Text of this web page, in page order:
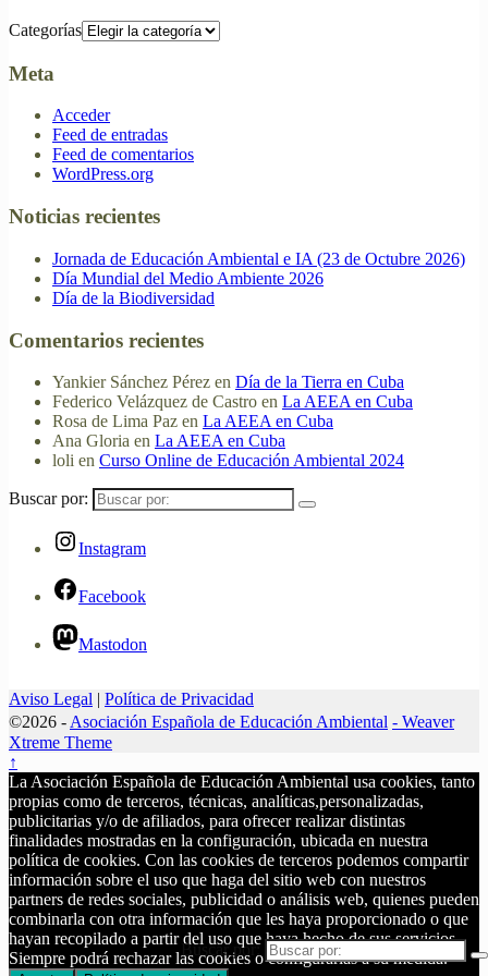
Buscar por:
Categorías
Meta
Acceder
Feed de entradas
Feed de comentarios
WordPress.org
Noticias recientes
Jornada de Educación Ambiental e IA (23 de Octubre 2026)
Día Mundial del Medio Ambiente 2026
Día de la Biodiversidad
Comentarios recientes
Yankier Sánchez Pérez en Día de la Tierra en Cuba
Federico Velázquez de Castro en La AEEA en Cuba
Rosa de Lima Paz en La AEEA en Cuba
Ana Gloria en La AEEA en Cuba
loli en Curso Online de Educación Ambiental 2024
Buscar por:
Instagram
Facebook
Mastodon
Aviso Legal | Política de Privacidad
©2026 - Asociación Española de Educación Ambiental - Weaver
Xtreme Theme
↑
La Asociación Española de Educación Ambiental usa cookies, tanto
propias como de terceros, técnicas, analíticas,personalizadas,
publicitarias y/o de afiliados, para ofrecer realizar distintas
finalidades mostradas en la configuración, ubicada en nuestra
política de cookies. Con las cookies de terceros podemos compartir
información sobre el uso que haga del sitio web con nuestros
partners de redes sociales, publicidad o análisis web, quienes pueden
combinarla con otra información que les haya proporcionado o que
hayan recopilado a partir del uso que haya hecho de sus servicios.
Siempre podrá rechazar las cookies o configurarlas a su medida.